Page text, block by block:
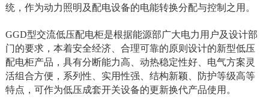
统，作为动力照明及配电设备的电能转换分配与控制之用。
GGD型交流低压配电柜是根据能源部广大电力用户及设计部
门的要求，本着安全经济、合理可靠的原则设计的新型低压
配电柜产品，具有分断能力高、动热稳定性好、电气方案灵
活组合方便，系列性、实用性强、结构新颖、防护等级高等
特点，可作为低压成套开关设备的更新换代产品使用。